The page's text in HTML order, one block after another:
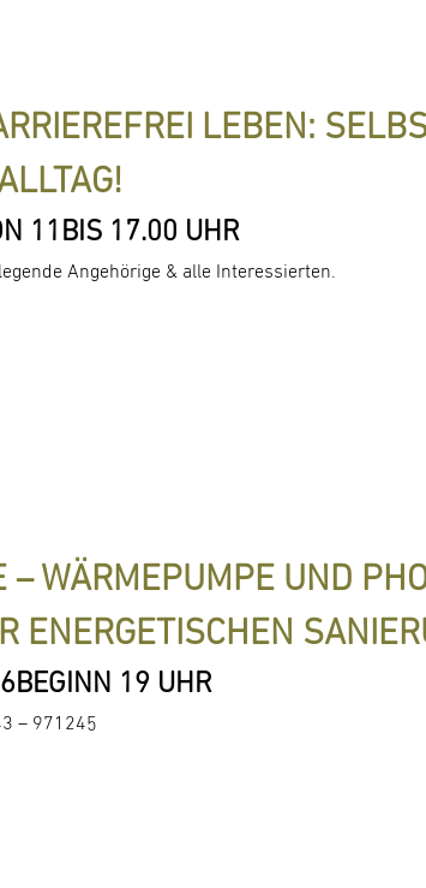
LEBEN:
11 BIS 17.00 UHR
Angehörige & alle Interessierten.
– WÄRMEPUMPE UND
ENERGETISCHEN
BEGINN 19 UHR
– 971245